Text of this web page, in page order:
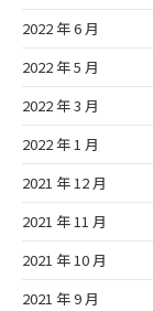
2022 年 6 月
2022 年 5 月
2022 年 3 月
2022 年 1 月
2021 年 12 月
2021 年 11 月
2021 年 10 月
2021 年 9 月